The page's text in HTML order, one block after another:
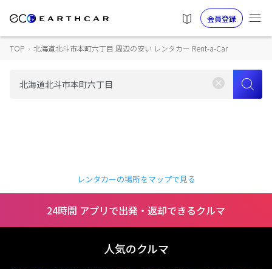
会員登録
TOP › 北海道北斗市本町六丁目 周辺の安い レンタカー Rent-a-Car
レンタカーの場所をマップで見る
24時間 アプリで出発・返却できるクルマ
人気のクルマ